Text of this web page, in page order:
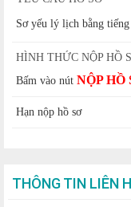
Sơ yếu lý lịch bằng
HÌNH THỨC NỘP HỒ
Bấm vào nút NỘP HỒ
Hạn nộp hồ sơ
THÔNG TIN LIÊN